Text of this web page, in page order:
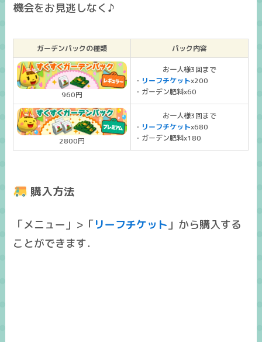
機会をお見逃しなく♪
ガーデンパックの種類 パック内容
960円
お一人様3回まで
・ リーフチケットx200
・ガーデン肥料x60
2800円
お一人様3回まで
・ リーフチケットx680
・ガーデン肥料x180
購入方法
「メニュー」>「リーフチケット 」から購入する
ことができます．